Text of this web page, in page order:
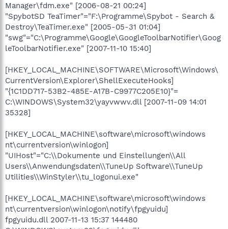
Manager\fdm.exe" [2006-08-21 00:24]
"SpybotSD TeaTimer"="F:\Programme\Spybot - Search &
Destroy\TeaTimer.exe" [2005-05-31 01:04]
"swg"="C:\Programme\Google\GoogleToolbarNotifier\Goog
leToolbarNotifier.exe" [2007-11-10 15:40]
[HKEY_LOCAL_MACHINE\SOFTWARE\Microsoft\Windows\
CurrentVersion\Explorer\ShellExecuteHooks]
"{1C1DD717-53B2-485E-A17B-C9977C205E10}"=
C:\WINDOWS\System32\yayvwwv.dll [2007-11-09 14:01
35328]
[HKEY_LOCAL_MACHINE\software\microsoft\windows
nt\currentversion\winlogon]
"UIHost"="C:\\Dokumente und Einstellungen\\All
Users\\Anwendungsdaten\\TuneUp Software\\TuneUp
Utilities\\WinStyler\\tu_logonui.exe"
[HKEY_LOCAL_MACHINE\software\microsoft\windows
nt\currentversion\winlogon\notify\fpgyuidu]
fpgyuidu.dll 2007-11-13 15:37 144480